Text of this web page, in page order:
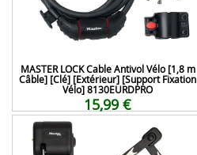
MASTER LOCK Cable Antivol Vélo [1,8 m
Câble] [Clé] [Extérieur] [Support Fixation
Vélo] 8130EURDPRO
15,99 €